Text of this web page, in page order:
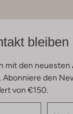
bleiben
mit den
Abonniere den
von €150.